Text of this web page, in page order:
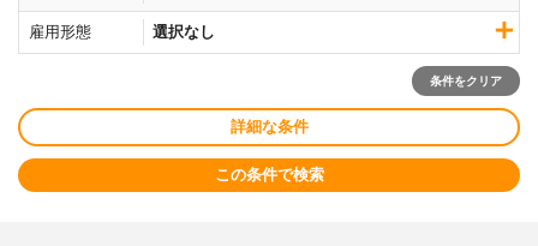
雇用形態 選択なし
条件をクリア
詳細な条件
この条件で検索